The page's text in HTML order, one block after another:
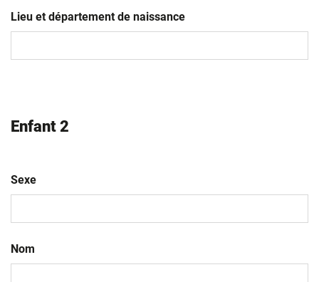
slash
MM
Lieu et département de naissance
Enfant 2
Sexe
Nom